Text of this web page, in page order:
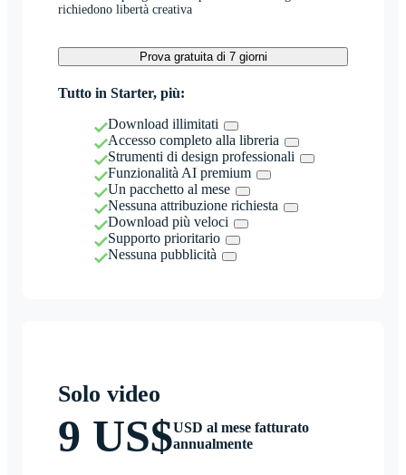
richiedono libertà creativa
Prova gratuita di 7 giorni
Tutto in Starter, più:
Download illimitati
Accesso completo alla libreria
Strumenti di design professionali
Funzionalità AI premium
Un pacchetto al mese
Nessuna attribuzione richiesta
Download più veloci
Supporto prioritario
Nessuna pubblicità
Solo video
9 US$USD al mese fatturato
annualmente